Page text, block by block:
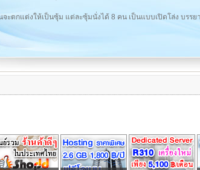
จะตกแต่งให้เป็นซุ้ม แต่ละซุ้มนั่งได้ 8 คน เป็นแบบเปิดโล่ง บรร